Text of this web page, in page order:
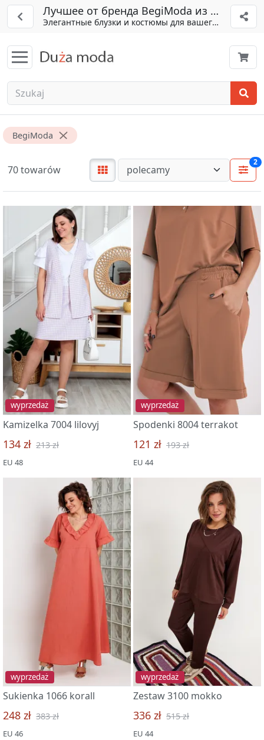
Лучшее от бренда BegiModa из Беларуси
Элегантные блузки и костюмы для вашего гардероба
BegiModa
70 towarów
2
wyprzedaż
Kamizelka 7004 lilovyj
134 zł 213 zł
EU 48
wyprzedaż
Spodenki 8004 terrakot
121 zł 193 zł
EU 44
wyprzedaż
Sukienka 1066 korall
248 zł 383 zł
EU 46
wyprzedaż
Zestaw 3100 mokko
336 zł 515 zł
EU 44